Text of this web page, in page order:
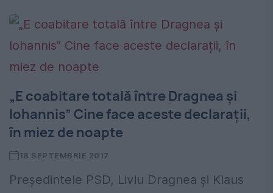
„E coabitare totală între Dragnea și
Iohannis” Cine face aceste declarații,
în miez de noapte
18 SEPTEMBRIE 2017
Președintele PSD, Liviu Dragnea și Klaus